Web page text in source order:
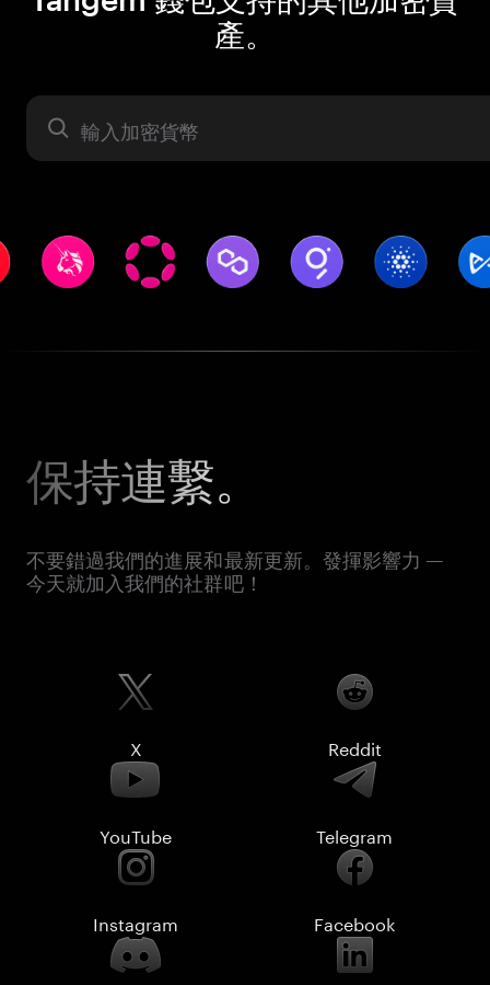
產。
資產
保持連繫。
不要錯過我們的進展和最新更新。發揮影響力 —
今天就加入我們的社群吧！
X Reddit
YouTube Telegram
Instagram Facebook